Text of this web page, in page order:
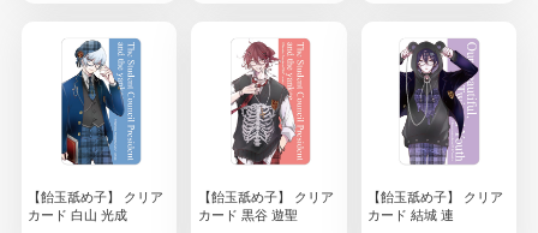
【飴玉舐め子】 クリア
カード 白山 光成
【飴玉舐め子】 クリア
カード 黒谷 遊聖
【飴玉舐め子】 クリア
カード 結城 連
イラストレ
ーター
アダルトグ
ッズ